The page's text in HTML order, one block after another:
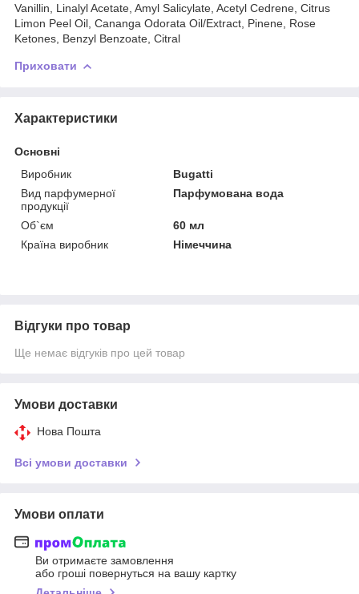
Vanillin, Linalyl Acetate, Amyl Salicylate, Acetyl Cedrene, Citrus
Limon Peel Oil, Cananga Odorata Oil/Extract, Pinene, Rose
Ketones, Benzyl Benzoate, Citral
Приховати
Характеристики
Основні
Виробник
Bugatti
Вид парфумерної
продукції
Парфумована вода
Об`єм
60 мл
Країна виробник
Німеччина
Відгуки про товар
Ще немає відгуків про цей товар
Умови доставки
Нова Пошта
Всі умови доставки
Умови оплати
Ви отримаєте замовлення
або гроші повернуться на вашу картку